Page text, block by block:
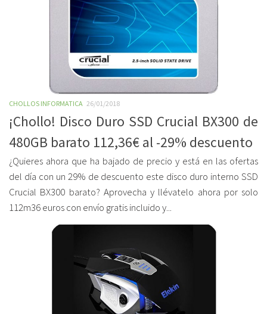
CHOLLOS INFORMATICA 26/01/2018
¡Chollo! Disco Duro SSD Crucial BX300 de
480GB barato 112,36€ al -29% descuento
¿Quieres ahora que ha bajado de precio y está en las ofertas
del día con un 29% de descuento este disco duro interno SSD
Crucial BX300 barato? Aprovecha y llévatelo ahora por solo
112m36 euros con envío gratis incluido y...